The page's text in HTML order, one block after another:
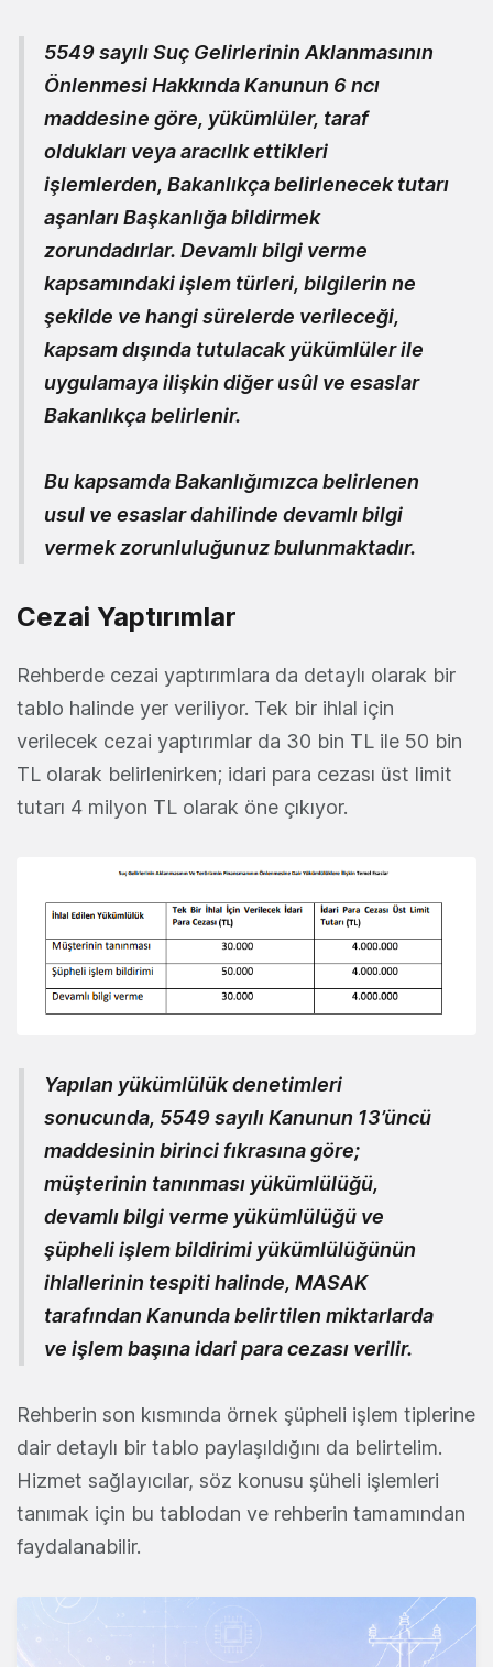
5549 sayılı Suç Gelirlerinin Aklanmasının
Önlenmesi Hakkında Kanunun 6 ncı
maddesine göre, yükümlüler, taraf
oldukları veya aracılık ettikleri
işlemlerden, Bakanlıkça belirlenecek tutarı
aşanları Başkanlığa bildirmek
zorundadırlar. Devamlı bilgi verme
kapsamındaki işlem türleri, bilgilerin ne
şekilde ve hangi sürelerde verileceği,
kapsam dışında tutulacak yükümlüler ile
uygulamaya ilişkin diğer usûl ve esaslar
Bakanlıkça belirlenir.
Bu kapsamda Bakanlığımızca belirlenen
usul ve esaslar dahilinde devamlı bilgi
vermek zorunluluğunuz bulunmaktadır.
Cezai Yaptırımlar
Rehberde cezai yaptırımlara da detaylı olarak bir
tablo halinde yer veriliyor. Tek bir ihlal için
verilecek cezai yaptırımlar da 30 bin TL ile 50 bin
TL olarak belirlenirken; idari para cezası üst limit
tutarı 4 milyon TL olarak öne çıkıyor.
Yapılan yükümlülük denetimleri
sonucunda, 5549 sayılı Kanunun 13’üncü
maddesinin birinci fıkrasına göre;
müşterinin tanınması yükümlülüğü,
devamlı bilgi verme yükümlülüğü ve
şüpheli işlem bildirimi yükümlülüğünün
ihlallerinin tespiti halinde, MASAK
tarafından Kanunda belirtilen miktarlarda
ve işlem başına idari para cezası verilir.
Rehberin son kısmında örnek şüpheli işlem tiplerine
dair detaylı bir tablo paylaşıldığını da belirtelim.
Hizmet sağlayıcılar, söz konusu şüheli işlemleri
tanımak için bu tablodan ve rehberin tamamından
faydalanabilir.